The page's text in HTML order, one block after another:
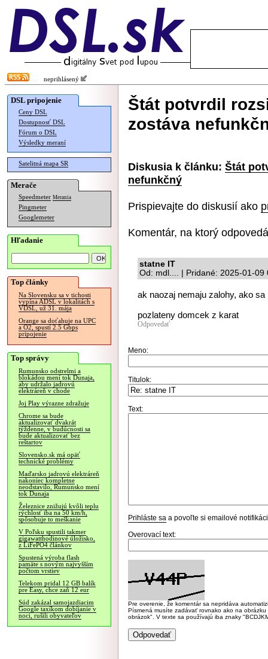
neprihlásený
DSL pripojenie
Ceny DSL
Dostupnosť DSL
Fórum o DSL
Výsledky meraní
Satelitná mapa SR
Merače
Speedmeter Merania
Pingmeter
Googlemeter
Hľadanie
Top články
Na Slovensku sa v tichosti
vypína ADSL v lokalitách s
VDSL, už 31. mája
Orange sa doťahuje na UPC
a O2, spustí 2.5 Gbps
pripojenie
Top správy
Rumunsko odstrelmi a
blokádou mení tok Dunaja,
aby udržalo jadrovú
elektráreň v chode
Joj Play výrazne zdražuje
Chrome sa bude
aktualizovať dvakrát
týždenne, v budúcnosti sa
bude aktualizovať bez
reštartov
Slovensko.sk má opäť
technické problémy
Maďarsko jadrovú elektráreň
nakoniec kompletne
neodstavilo, Rumunsko mení
tok Dunaja
Železnice znižujú kvôli teplu
rýchlosť iba na 50 km/h,
spôsobuje to meškanie
V Poľsku spustili takmer
gigawatthodinové úložisko,
z LiFePO4 článkov
Spustená výroba flash
pamäte s novým najvyšším
počtom vrstiev
Telekom pridal 12 GB balík
pre Easy, chce zaň 12 eur
Súd zakázal samojazdiacim
Google taxíkom dobíjanie v
noci, rušili obyvateľov
Štát potvrdil
zostáva
Diskusia k článku: Štát
nefunkčný
Prispievajte do diskusií ako
Komentár, na ktorý
statne IT
Od: mdl.... | Pridané: 2025-01-09
ak naozaj nemaju zalohy, ako
pozlateny domcek z karat
Odpovedať
Meno:
Titulok:
Text:
Prihláste sa a povoľte si emailové
Overovací text:
Pre overenie, že komentár sa nepridáva
Písmená musíte zadávať rovnako ako na
obrázok". V texte sa používajú iba znaky